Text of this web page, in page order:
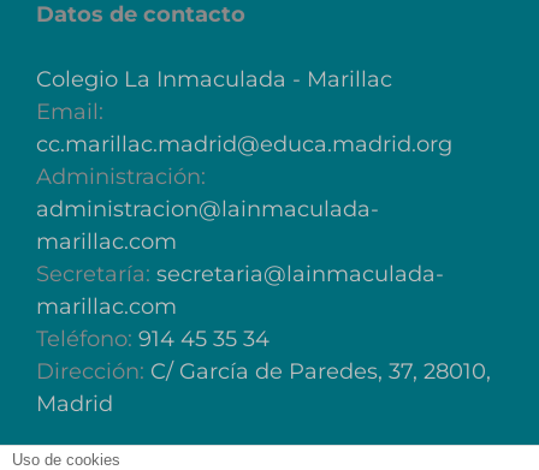
Datos de contacto
Colegio La Inmaculada - Marillac
Email:
cc.marillac.madrid@educa.madrid.org
Administración:
administracion@lainmaculada-
marillac.com
Secretaría: secretaria@lainmaculada-
marillac.com
Teléfono: 914 45 35 34
Dirección: C/ García de Paredes, 37, 28010,
Madrid
Uso de cookies